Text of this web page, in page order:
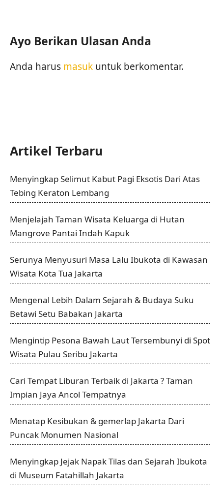
Ayo Berikan Ulasan Anda
Anda harus masuk untuk berkomentar.
Artikel Terbaru
Menyingkap Selimut Kabut Pagi Eksotis Dari Atas
Tebing Keraton Lembang
Menjelajah Taman Wisata Keluarga di Hutan
Mangrove Pantai Indah Kapuk
Serunya Menyusuri Masa Lalu Ibukota di Kawasan
Wisata Kota Tua Jakarta
Mengenal Lebih Dalam Sejarah & Budaya Suku
Betawi Setu Babakan Jakarta
Mengintip Pesona Bawah Laut Tersembunyi di Spot
Wisata Pulau Seribu Jakarta
Cari Tempat Liburan Terbaik di Jakarta ? Taman
Impian Jaya Ancol Tempatnya
Menatap Kesibukan & gemerlap Jakarta Dari
Puncak Monumen Nasional
Menyingkap Jejak Napak Tilas dan Sejarah Ibukota
di Museum Fatahillah Jakarta